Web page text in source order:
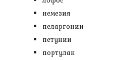
немезия
пеларгонии
петунии
портулак